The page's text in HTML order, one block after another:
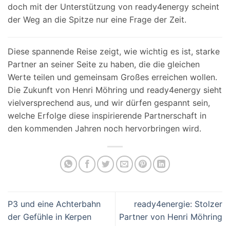
doch mit der Unterstützung von ready4energy scheint
der Weg an die Spitze nur eine Frage der Zeit.
Diese spannende Reise zeigt, wie wichtig es ist, starke
Partner an seiner Seite zu haben, die die gleichen
Werte teilen und gemeinsam Großes erreichen wollen.
Die Zukunft von Henri Möhring und ready4energy sieht
vielversprechend aus, und wir dürfen gespannt sein,
welche Erfolge diese inspirierende Partnerschaft in
den kommenden Jahren noch hervorbringen wird.
P3 und eine Achterbahn
der Gefühle in Kerpen
ready4energie: Stolzer
Partner von Henri Möhring